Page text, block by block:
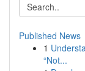
Published News
1
“Not...